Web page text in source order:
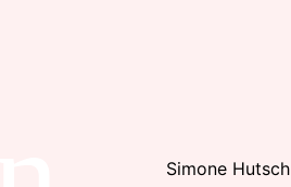
Simone Hutsch